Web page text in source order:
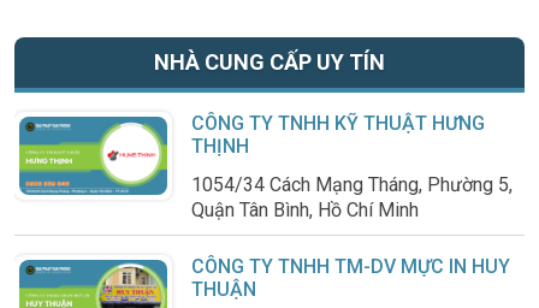
NHÀ CUNG CẤP UY TÍN
CÔNG TY TNHH KỸ THUẬT HƯNG
THỊNH
1054/34 Cách Mạng Tháng, Phường 5,
Quận Tân Bình, Hồ Chí Minh
CÔNG TY TNHH TM-DV MỰC IN HUY
THUẬN